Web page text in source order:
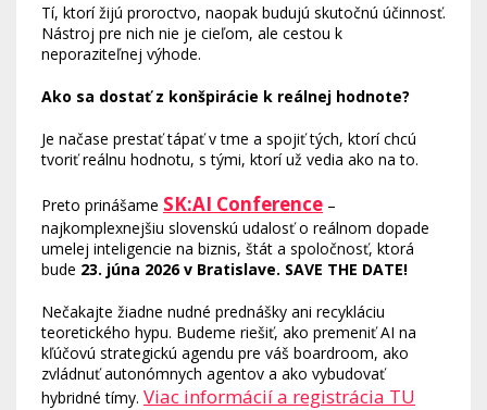
Tí, ktorí žijú proroctvo, naopak budujú skutočnú účinnosť.
Nástroj pre nich nie je cieľom, ale cestou k
neporaziteľnej výhode.
Ako sa dostať z konšpirácie k reálnej hodnote?
Je načase prestať tápať v tme a spojiť tých, ktorí chcú
tvoriť reálnu hodnotu, s tými, ktorí už vedia ako na to.
Preto prinášame SK:AI Conference –
najkomplexnejšiu slovenskú udalosť o reálnom dopade
umelej inteligencie na biznis, štát a spoločnosť, ktorá
bude 23. júna 2026 v Bratislave. SAVE THE DATE!
Nečakajte žiadne nudné prednášky ani recykláciu
teoretického hypu. Budeme riešiť, ako premeniť AI na
kľúčovú strategickú agendu pre váš boardroom, ako
zvládnuť autonómnych agentov a ako vybudovať
hybridné tímy. Viac informácií a registrácia TU